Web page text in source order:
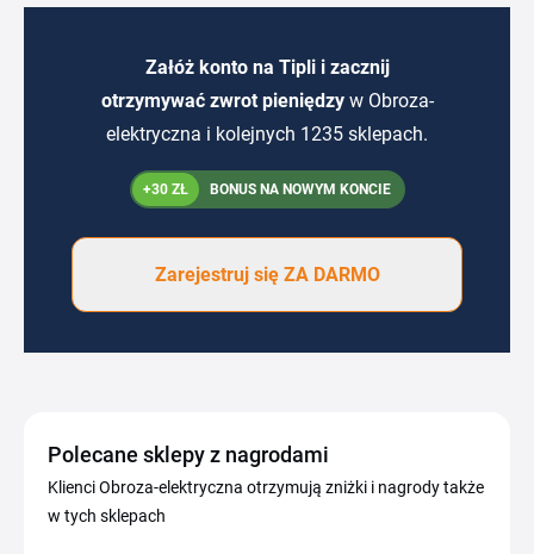
Załóż konto na Tipli i zacznij
otrzymywać zwrot pieniędzy w Obroza-
elektryczna i kolejnych 1235 sklepach.
+30 ZŁ BONUS NA NOWYM KONCIE
Zarejestruj się ZA DARMO
Polecane sklepy z nagrodami
Klienci Obroza-elektryczna otrzymują zniżki i nagrody także
w tych sklepach